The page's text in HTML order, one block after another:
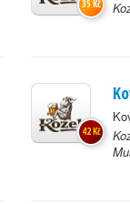
35 Kč
42 Kč